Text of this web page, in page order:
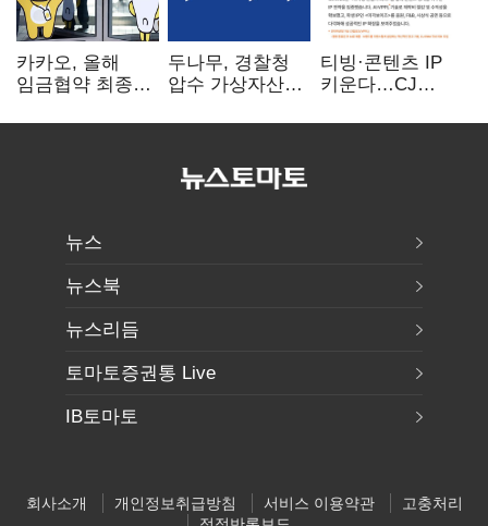
카카오, 올해
임금협약 최종
인상·격려금
두나무, 경찰청
압수 가상자산
커스터디 사업
티빙·콘텐츠 IP
키운다…CJ
글로벌 확장 가속
뉴스
뉴스북
뉴스리듬
토마토증권통 Live
IB토마토
회사소개 개인정보취급방침 서비스 이용약관
고충처리